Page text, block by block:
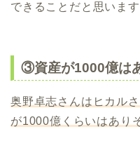
できることだと思います
③資産が1000億は
奥野卓志さんはヒカル
が1000億くらいはあり